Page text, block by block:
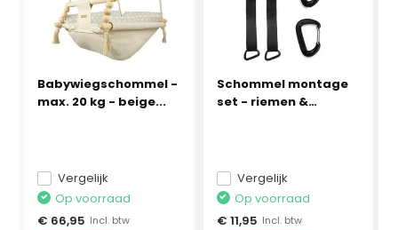
Babywiegschommel -
max. 20 kg - beige...
Vergelijk
Op voorraad
€ 66,95 Incl. btw
Schommel montage
set - riemen &
Vergelijk
Op voorraad
€ 11,95 Incl. btw